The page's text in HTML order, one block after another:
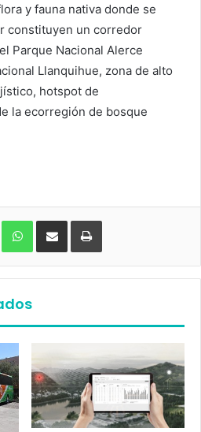
y fauna nativa donde se
constituyen un corredor
Parque Nacional Alerce
Llanquihue, zona de alto
hotspot de
la ecorregión de bosque
LinkedIn WhatsApp